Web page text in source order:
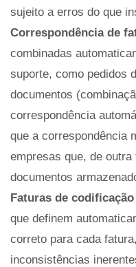
sujeito a erros do que
Correspondência de
combinadas
suporte, como pedidos
documentos
correspondência
que a correspondência
empresas que, de
documentos
Faturas de codificação
que definem
correto para cada
inconsistências